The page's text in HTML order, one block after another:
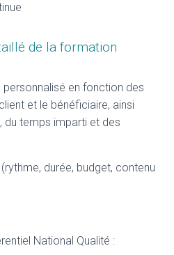
de la formation
en fonction des
et le bénéficiaire, ainsi
du temps imparti et des
durée, budget, contenu
National Qualité :